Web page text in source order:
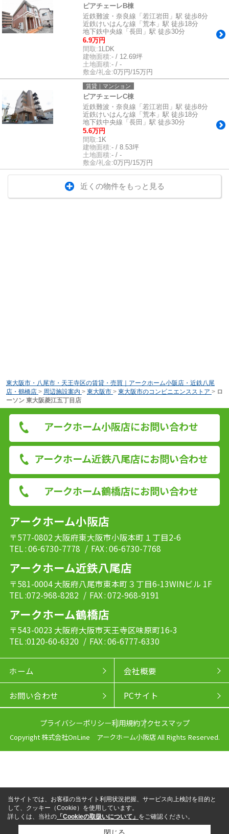
ピアチェーレB棟
近鉄難波・奈良線「若江岩田」駅 徒歩8分
近鉄けいはんな線「荒本」駅 徒歩18分
地下鉄中央線「長田」駅 徒歩30分
6.9万円
間取:1LDK
建物面積:- / 12.69坪
土地面積:- / -
敷金/礼金:0万円/15万円
賃貸｜マンション
ピアチェーレC棟
近鉄難波・奈良線「若江岩田」駅 徒歩8分
近鉄けいはんな線「荒本」駅 徒歩18分
地下鉄中央線「長田」駅 徒歩30分
5.6万円
間取:1K
建物面積:- / 8.53坪
土地面積:- / -
敷金/礼金:0万円/15万円
近くの物件をもっと見る
東大阪市・八尾市・天王寺区の賃貸・売買｜アークホーム小阪店・近鉄八尾
店・鶴橋店 > 周辺施設案内 > 東大阪市 > 東大阪市のコンビニエンスストア > ロ
ーソン 東大阪菱江五丁目店
アークホーム小阪店にお問い合わせ
アークホーム近鉄八尾店にお問い合わせ
アークホーム鶴橋店にお問い合わせ
アークホーム小阪店
〒577-0802 大阪府東大阪市小阪本町１丁目2-6
TEL : 06-6730-7778 / FAX : 06-6730-7768
アークホーム近鉄八尾店
〒581-0004 大阪府八尾市東本町３丁目6-13WINビル 1F
TEL :072-968-8282 / FAX : 072-968-9191
アークホーム鶴橋店
〒543-0023 大阪府大阪市天王寺区味原町16-3
TEL :0120-60-6320 / FAX : 06-6777-6330
ホーム 会社概要
お問い合わせ PCサイト
プライバシーポリシー利用規約アクセスマップ
Copyright 株式会社OnLine アークホーム小阪店 All Rights Reserved.
当サイトでは、お客様の当サイト利用状況把握、サービス向上検討を目的と
して、クッキー（Cookie）を使用しています。
詳しくは、当社の 「Cookieの取扱いについて」 をご確認ください。